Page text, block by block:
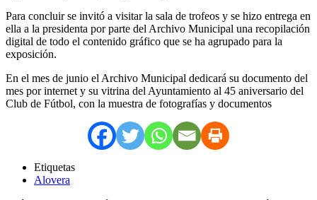
Para concluir se invitó a visitar la sala de trofeos y se hizo entrega en
ella a la presidenta por parte del Archivo Municipal una recopilación
digital de todo el contenido gráfico que se ha agrupado para la
exposición.
En el mes de junio el Archivo Municipal dedicará su documento del
mes por internet y su vitrina del Ayuntamiento al 45 aniversario del
Club de Fútbol, con la muestra de fotografías y documentos
Etiquetas
Alovera